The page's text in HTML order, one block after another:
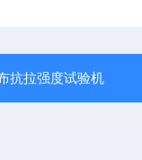
抗拉强度试验机